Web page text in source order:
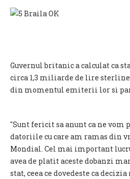
Guvernul britanic a calculat ca
circa 1,3 miliarde de lire
din momentul emiterii lor si
"Sunt fericit sa anunt ca ne vom
datoriile cu care am ramas din
Mondial. Cel mai important
avea de platit aceste dobanzi
stat, ceea ce dovedeste ca